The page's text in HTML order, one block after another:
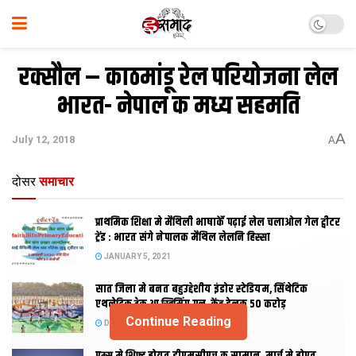
रक्सौल – काठमांडू रेल परियोजना लेल
भारत- नेपाल क मध्य सहमति
July 12, 2018 AA
दोसर समाचार
प्राथमिक शि‍क्षा मे मैथि‍ली भाषाकेँ पढ़ाई लेल चलाओल गेल ट्वीटर
ट्रेंड : भारत संगे नेपालक मैथिल लेलनि हिस्सा
JANUARY 5, 2021
सात जिला मे बनत बहुउद्देशीय इंडोर स्‍टेडि‍यम, सिंथेटिक
एथलेटिक ट्रेक आ स्विमिंग पुल, केंद्र देलक 50 करोड़
DECEMBER 26, 2020
Continue Reading